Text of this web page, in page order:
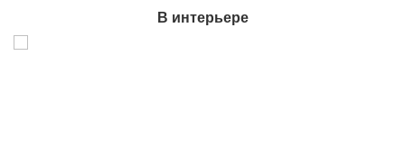
В интерьере